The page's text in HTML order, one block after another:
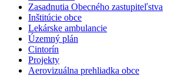
Zasadnutia Obecného zastupiteľstva
Inštitúcie obce
Lekárske ambulancie
Územný plán
Cintorín
Projekty
Aerovizuálna prehliadka obce